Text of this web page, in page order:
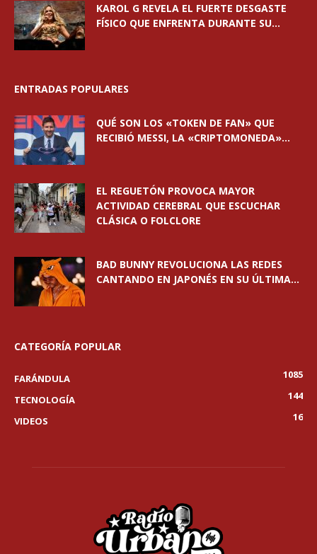
KAROL G REVELA EL FUERTE DESGASTE
FÍSICO QUE ENFRENTA DURANTE SU...
ENTRADAS POPULARES
QUÉ SON LOS «TOKEN DE FAN» QUE
RECIBIÓ MESSI, LA «CRIPTOMONEDA»...
EL REGUETÓN PROVOCA MAYOR
ACTIVIDAD CEREBRAL QUE ESCUCHAR
CLÁSICA O FOLCLORE
BAD BUNNY REVOLUCIONA LAS REDES
CANTANDO EN JAPONÉS EN SU ÚLTIMA...
CATEGORÍA POPULAR
FARÁNDULA
1085
TECNOLOGÍA
144
VIDEOS
16